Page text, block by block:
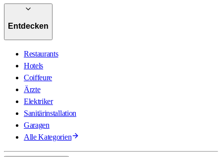
Entdecken
Restaurants
Hotels
Coiffeure
Ärzte
Elektriker
Sanitärinstallation
Garagen
Alle Kategorien